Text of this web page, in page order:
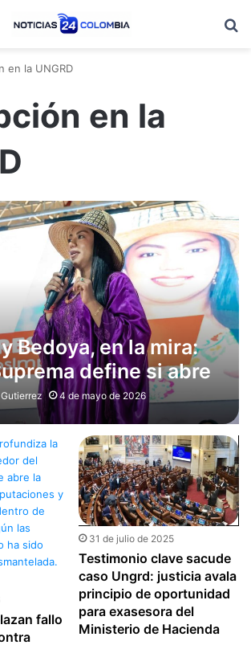
en la UNGRD
en la
Bedoya, en la mira:
define si abre
por escándalo
4 de mayo de 2026
fallo
31 de julio de 2025
Testimonio clave sacude
caso Ungrd: justicia avala
principio de oportunidad
para exasesora del
Ministerio de Hacienda